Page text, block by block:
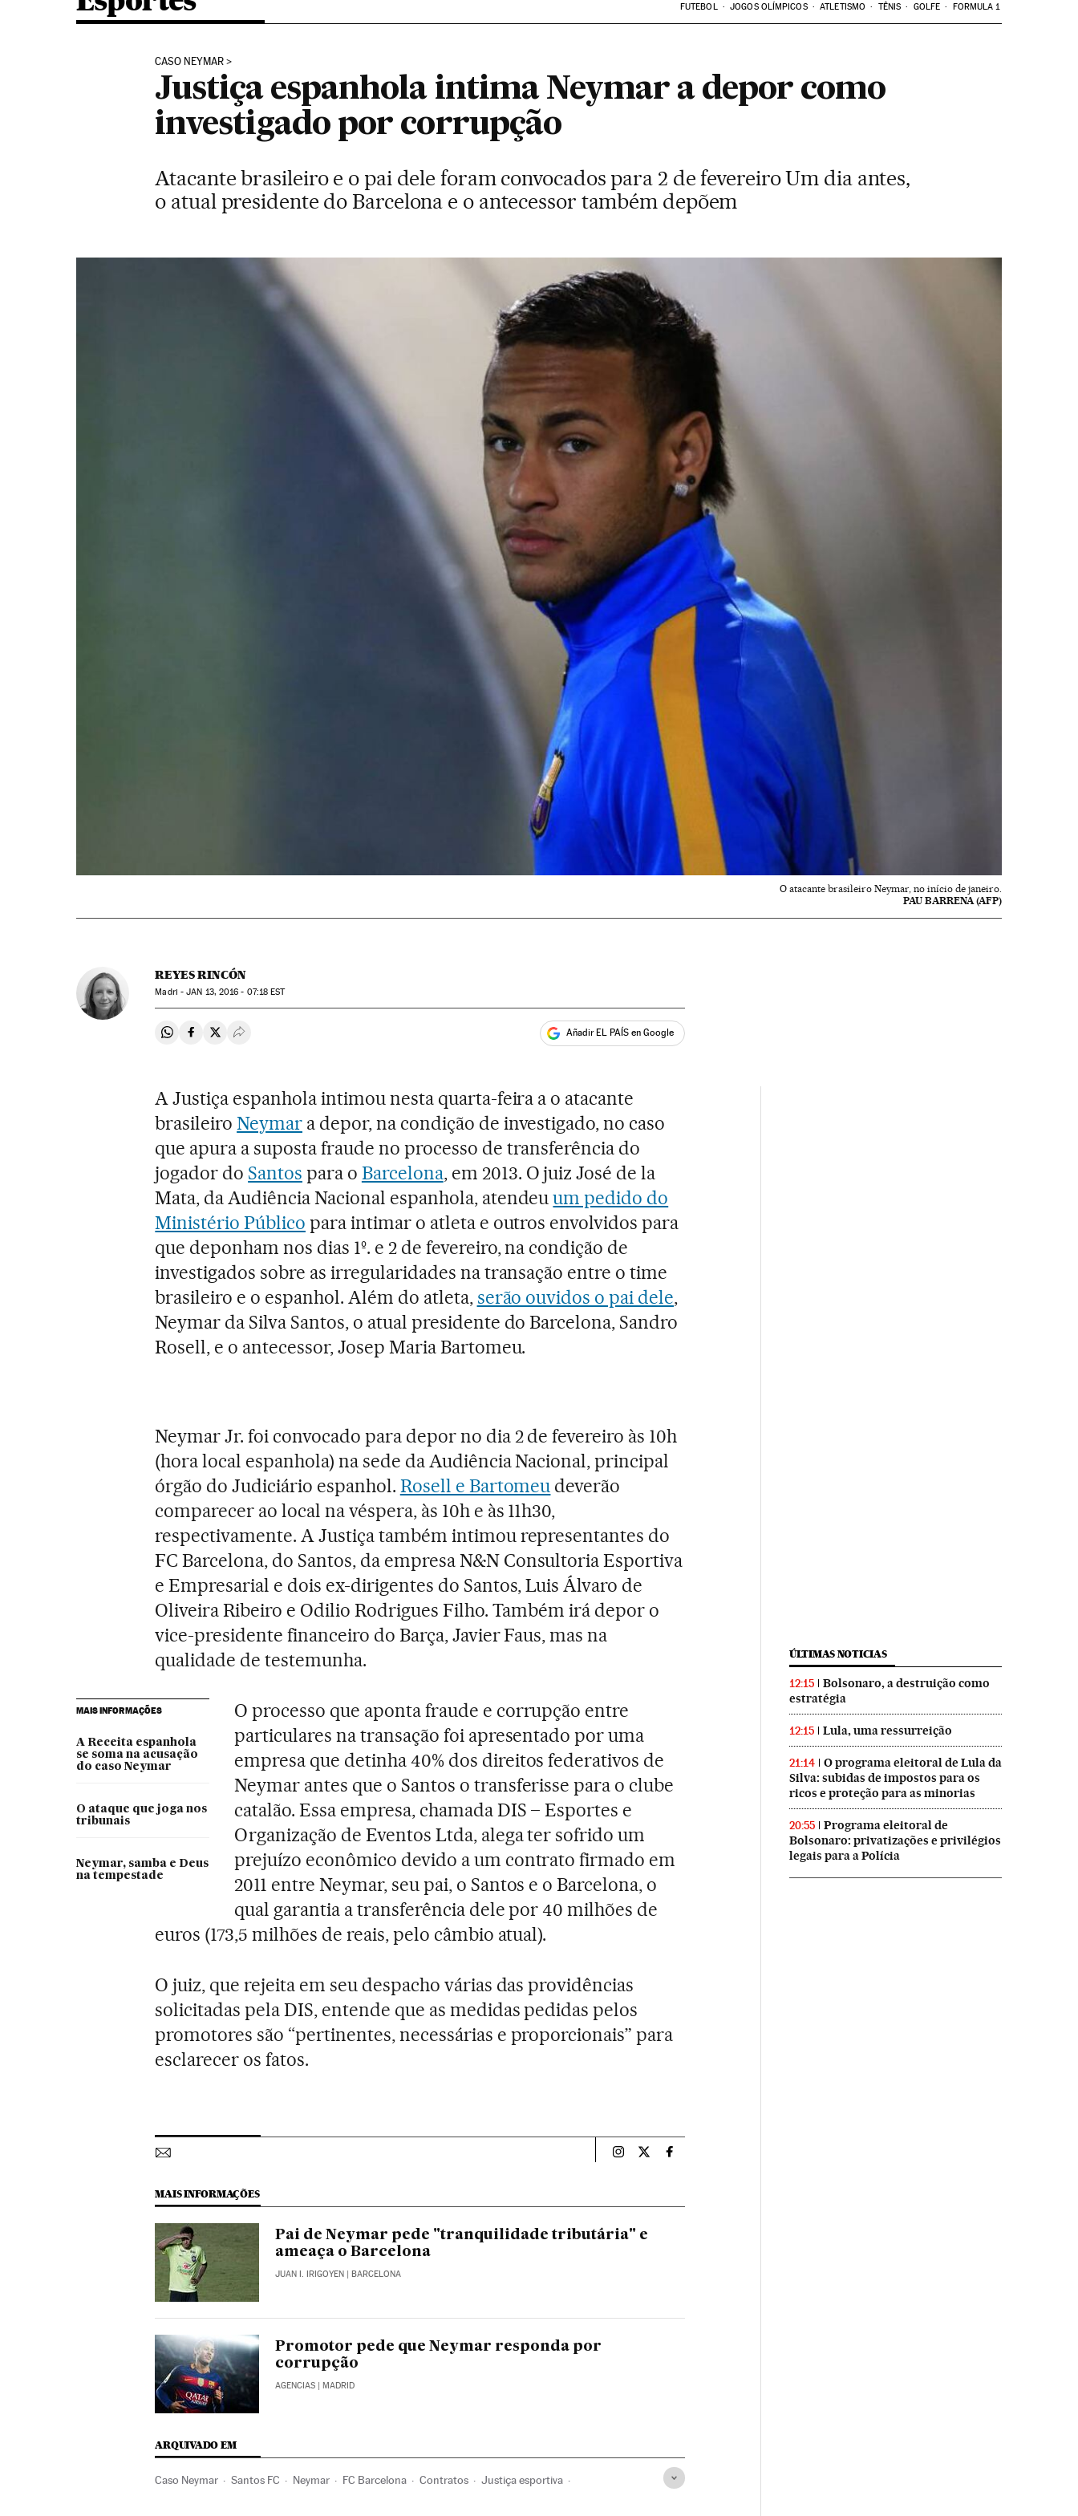
FUTEBOL JOGOS OLÍMPICOS ATLETISMO TÊNIS GOLFE FORMULA 1
CASO NEYMAR
Justiça espanhola intima Neymar a depor como
investigado por corrupção
Atacante brasileiro e o pai dele foram convocados para 2 de fevereiro Um dia antes,
o atual presidente do Barcelona e o antecessor também depõem
O atacante brasileiro Neymar, no início de janeiro.
PAU BARRENA (AFP)
REYES RINCÓN
Madri -JAN 13, 2016 - 07:18 EST
Compartir en Whatsapp
Compartir en Facebook
Compartir en Twitter
Desplegar Redes Sociales Añadir EL PAÍS en Google
A Justiça espanhola intimou nesta quarta-feira a o atacante
brasileiroNeymar a depor, na condição de investigado, no caso
que apura a suposta fraude no processo de transferência do
jogador do Santos para o Barcelona, em 2013. O juiz José de la
Mata, da Audiência Nacional espanhola, atendeuum pedido do
Ministério Público para intimar o atleta e outros envolvidos para
que deponham nos dias 1º. e 2 de fevereiro, na condição de
investigados sobre as irregularidades na transação entre o time
brasileiro e o espanhol. Além do atleta,serão ouvidos o pai dele,
Neymar da Silva Santos, o atual presidente do Barcelona, Sandro
Rosell, e o antecessor, Josep Maria Bartomeu.
Neymar Jr. foi convocado para depor no dia 2 de fevereiro às 10h
(hora local espanhola) na sede da Audiência Nacional, principal
órgão do Judiciário espanhol. Rosell e Bartomeu deverão
comparecer ao local na véspera, às 10h e às 11h30,
respectivamente. A Justiça também intimou representantes do
FC Barcelona, do Santos, da empresa N&N Consultoria Esportiva
e Empresarial e dois ex-dirigentes do Santos, Luis Álvaro de
Oliveira Ribeiro e Odilio Rodrigues Filho. Também irá depor o
vice-presidente financeiro do Barça, Javier Faus, mas na
qualidade de testemunha.
MAIS INFORMAÇÕES
A Receita espanhola
se soma na acusação
do caso Neymar
O ataque que joga nos
tribunais
Neymar, samba e Deus
na tempestade
O processo que aponta fraude e corrupção entre
particulares na transação foi apresentado por uma
empresa que detinha 40% dos direitos federativos de
Neymar antes que o Santos o transferisse para o clube
catalão. Essa empresa, chamada DIS – Esportes e
Organização de Eventos Ltda, alega ter sofrido um
prejuízo econômico devido a um contrato firmado em
2011 entre Neymar, seu pai, o Santos e o Barcelona, o
qual garantia a transferência dele por 40 milhões de
euros (173,5 milhões de reais, pelo câmbio atual).
O juiz, que rejeita em seu despacho várias das providências
solicitadas pela DIS, entende que as medidas pedidas pelos
promotores são “pertinentes, necessárias e proporcionais” para
esclarecer os fatos.
Esportes El País Brasil en Instagram
Esportes El País Brasil en Twitter
Esportes El País Brasil en Facebook
MAIS INFORMAÇÕES
Pai de Neymar pede "tranquilidade tributária" e
ameaça o Barcelona
JUAN I. IRIGOYEN | BARCELONA
Promotor pede que Neymar responda por
corrupção
AGENCIAS | MADRID
ARQUIVADO EM
Caso Neymar Santos FC Neymar FC Barcelona Contratos Justiça esportiva
ÚLTIMAS NOTICIAS
12:15
Bolsonaro, a destruição como
estratégia
12:15 Lula, uma ressurreição
21:14
O programa eleitoral de Lula da
Silva: subidas de impostos para os
ricos e proteção para as minorias
20:55
Programa eleitoral de
Bolsonaro: privatizações e privilégios
legais para a Polícia